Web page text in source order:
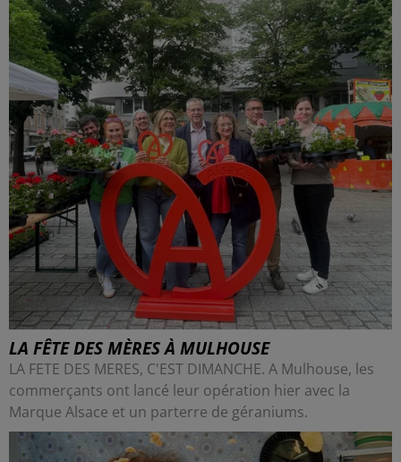
LA FÊTE DES MÈRES À MULHOUSE
LA FETE DES MERES, C'EST DIMANCHE. A Mulhouse, les
commerçants ont lancé leur opération hier avec la
Marque Alsace et un parterre de géraniums.